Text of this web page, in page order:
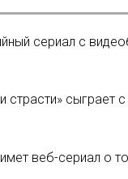
сериал с
сыграет
веб-сериал о